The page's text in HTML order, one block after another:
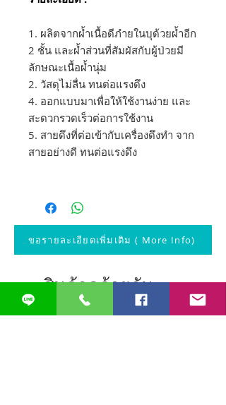
1. ผลิตจากผ้ำเนื้อดีภำยในบุด้วยผ้ำอีก
2 ชั้น และผ้ำส่วนที่สัมผัสกับผู้ป่วยมี
ลักษณะเนื้อผ้ำนุ่ม
2. วัสดุไม่ลื่น ทนต่อแรงดึง
4. ออกแบบมาเพื่อให้ใช้งานง่าย และ
สะดวกรวดเร็วต่อการใช้งาน
5. สายดึงที่ต่อเข้ากับเครื่องดึงทำ จาก
สายอย่างดี ทนต่อแรงดึง
ขอรายละเอียดเพิ่มเติม ( More Info)
สินค้าคล้ายกัน